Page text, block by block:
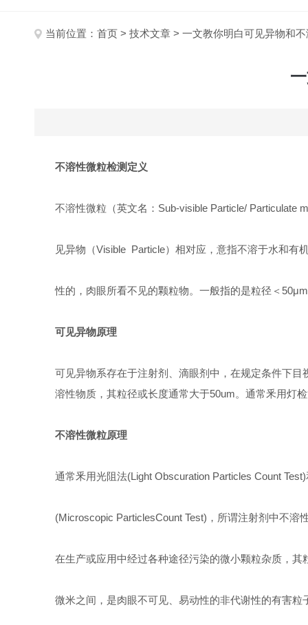
当前位置： 首页 > 技术文章 > 一文教你明白可见异物和
不溶性微粒检测定义
不溶性微粒（英文名：Sub-visible Particle/ Particulate
见异物（Visible Particle）相对应，意指不溶于水和有
性的，肉眼所看不见的颗粒物。一般指的是粒径＜
可见异物原理
可见异物系存在于注射剂、滴眼剂中，在规定条件下目
溶性物质，其粒径或长度通常大于50um。通常釆用灯
不溶性微粒原理
通常釆用光阻法(Light Obscuration Particles Count
(Microscopic ParticlesCount Test)， 所谓注射剂中不溶
在生产或应用中经过各种途径污染的微小颗粒杂质，其
微米之间，是肉眼不可见、易动性的非代谢性的有害粒